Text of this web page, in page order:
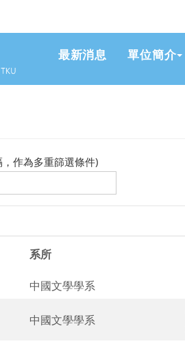
最新消息 單位簡介
作為多重篩選條件)
系所
中國文學學系
中國文學學系